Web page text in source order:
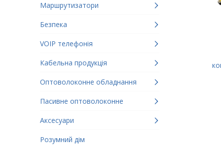
Маршрутизатори
Безпека
VOIP телефонія
Кабельна продукція
Оптоволоконне обладнання
Пасивне оптоволоконне
Аксесуари
Розумний дім